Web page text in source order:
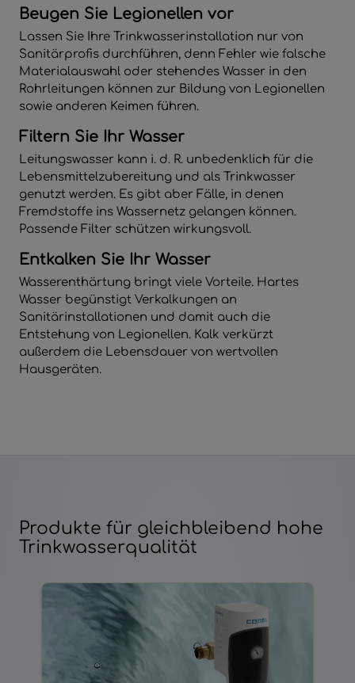
Beugen Sie Legionellen vor
Lassen Sie Ihre Trinkwasserinstallation nur von
Sanitärprofis durchführen, denn Fehler wie falsche
Materialauswahl oder stehendes Wasser in den
Rohrleitungen können zur Bildung von Legionellen
sowie anderen Keimen führen.
Filtern Sie Ihr Wasser
Leitungswasser kann i. d. R. unbedenklich für die
Lebensmittelzubereitung und als Trinkwasser
genutzt werden. Es gibt aber Fälle, in denen
Fremdstoffe ins Wassernetz gelangen können.
Passende Filter schützen wirkungsvoll.
Entkalken Sie Ihr Wasser
Wasserenthärtung bringt viele Vorteile. Hartes
Wasser begünstigt Verkalkungen an
Sanitärinstallationen und damit auch die
Entstehung von Legionellen. Kalk verkürzt
außerdem die Lebensdauer von wertvollen
Hausgeräten.
Produkte für gleichbleibend hohe
Trinkwasserqualität